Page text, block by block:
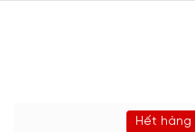
Hết hàng